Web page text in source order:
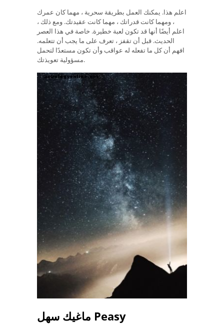
اعلم هذا. يمكنك العمل بطريقة سحرية ، مهما كان عمرك
، ومهما كانت قدراتك ، مهما كانت عقيدتك. ومع ذلك ،
اعلم أيضًا أنها قد تكون لعبة خطيرة. خاصة في هذا العصر
الحديث. قبل أن تقفز ، تعرف على ما يجب أن تتعلمه.
افهم أن كل ما تفعله له عواقب وأن تكون مستعدًا لتحمل
مسؤولية تعويذتك.
ماغيك سهل Peasy